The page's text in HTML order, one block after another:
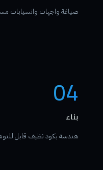
صياغة واجهات وانسيابات
04
بناء
هندسة بكود نظيف قابل